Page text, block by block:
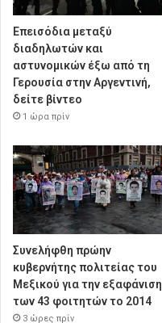
Επεισόδια μεταξύ
διαδηλωτών και
αστυνομικών έξω από τη
Γερουσία στην Αργεντινή,
δείτε βίντεο
1 ώρα πρίν
Συνελήφθη πρώην
κυβερνήτης πολιτείας του
Μεξικού για την εξαφάνιση
των 43 φοιτητών το 2014
3 ώρες πρίν